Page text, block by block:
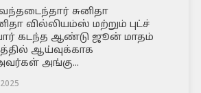
வந்தடைந்தார் சுனிதா
வில்லியம்ஸ் மற்றும் புட்ச்
கடந்த ஆண்டு ஜூன் மாதம்
ஆய்வுக்காக
அங்கு...